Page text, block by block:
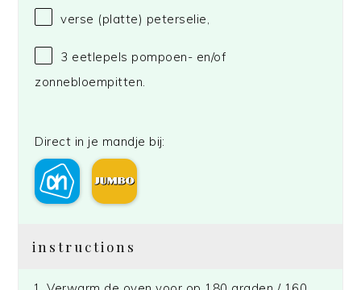
verse (platte) peterselie,
3 eetlepels pompoen- en/of
zonnebloempitten.
Direct in je mandje bij:
instructions